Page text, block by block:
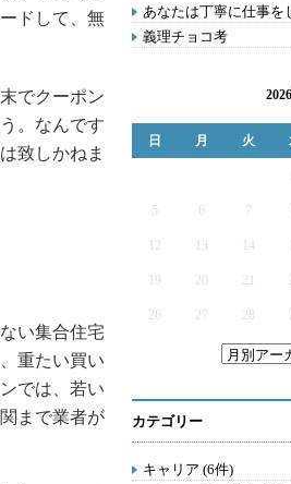
ドして、無
でクーポン
。なんです
致しかねま
い集合住宅
重たい買い
では、若い
まで業者が
あなたは丁寧に仕事を
義理チョコ考
日 月 火
5 6 7
12 13 14
19 20 21
26 27 28
カテゴリー
キャリア (6件)